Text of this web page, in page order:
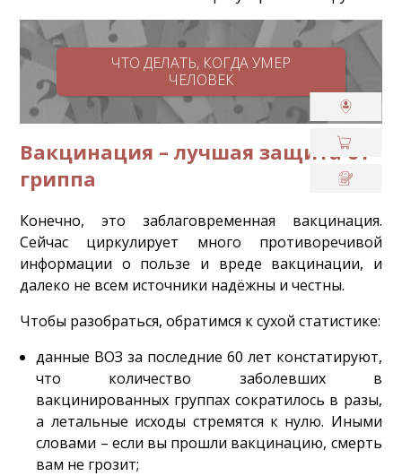
ЧТО ДЕЛАТЬ, КОГДА УМЕР
ЧЕЛОВЕК
Вакцинация – лучшая защита от
гриппа
Конечно, это заблаговременная вакцинация.
Сейчас циркулирует много противоречивой
информации о пользе и вреде вакцинации, и
далеко не всем источники надёжны и честны.
Чтобы разобраться, обратимся к сухой статистике:
данные ВОЗ за последние 60 лет констатируют,
что количество заболевших в
вакцинированных группах сократилось в разы,
а летальные исходы стремятся к нулю. Иными
словами – если вы прошли вакцинацию, смерть
вам не грозит;